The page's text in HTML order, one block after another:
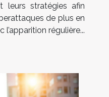
leurs stratégies afin
de plus en
régulière...